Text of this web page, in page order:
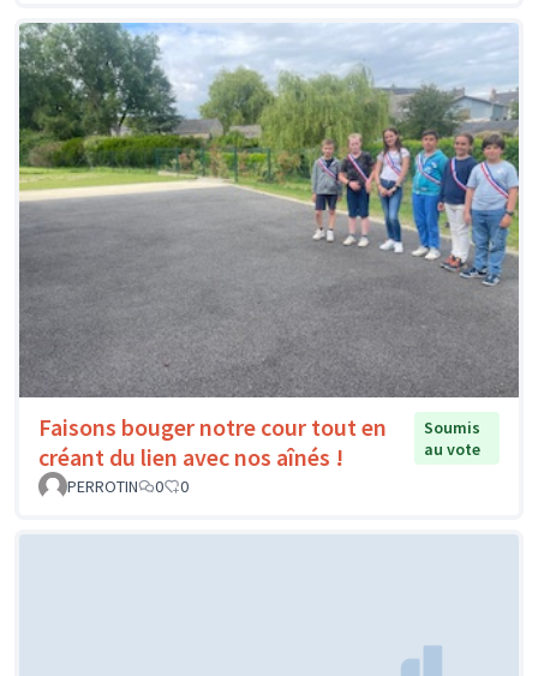
Faisons bouger notre cour tout en
créant du lien avec nos aînés !
Soumis
au vote
PERROTIN
0 0